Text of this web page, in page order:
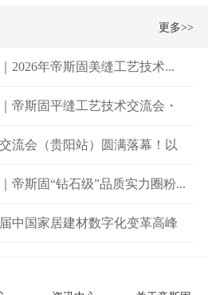
更多>>
2026年帝斯固美缝工艺技术...
帝斯固平缝工艺技术交流会・
流会（贵阳站）圆满落幕！以
帝斯固“钻石级”品质实力圈粉...
中国家居建材数字化变革高峰